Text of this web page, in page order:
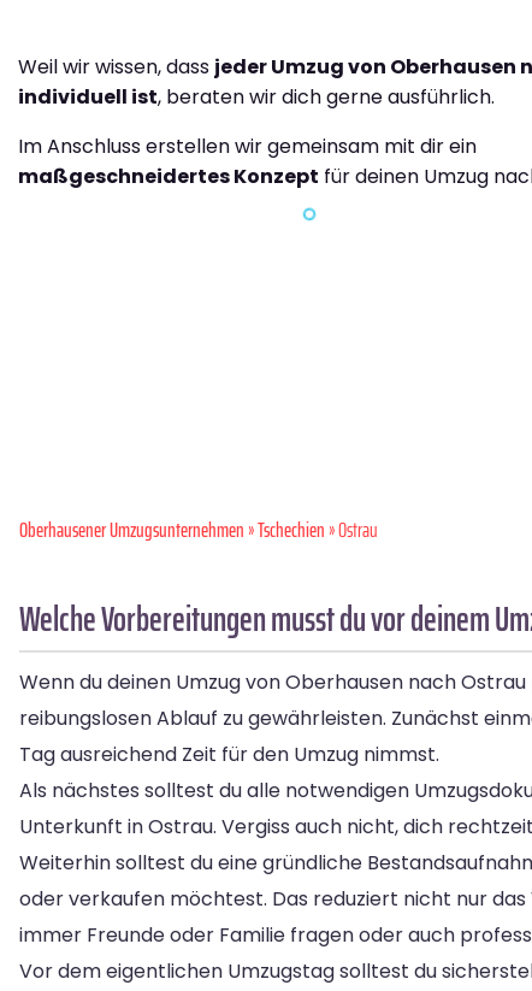
Weil wir wissen, dass jeder Umzug von Oberhausen
individuell ist, beraten wir dich gerne ausführlich.
Im Anschluss erstellen wir gemeinsam mit dir ein
maßgeschneidertes Konzept für deinen Umzug
Oberhausener Umzugsunternehmen»Tschechien» Ostrau
Welche Vorbereitungen musst du vor deinem
Wenn du deinen Umzug von Oberhausen nach
reibungslosen Ablauf zu gewährleisten. Zunächst
Tag ausreichend Zeit für den Umzug nimmst.
Als nächstes solltest du alle notwendigen
Unterkunft in Ostrau. Vergiss auch nicht, dich
Weiterhin solltest du eine gründliche
oder verkaufen möchtest. Das reduziert nicht nur
immer Freunde oder Familie fragen oder auch
Vor dem eigentlichen Umzugstag solltest du